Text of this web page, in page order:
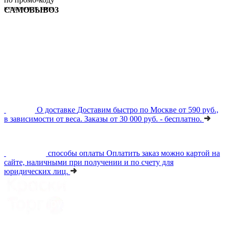
копировать по клику
САМОВЫВОЗ
О доставке Доставим быстро по Москве от 590 руб.,
в зависимости от веса. Заказы от 30 000 руб. - бесплатно.
способы оплаты Оплатить заказ можно картой на
сайте, наличными при получении и по счету для
юридических лиц.